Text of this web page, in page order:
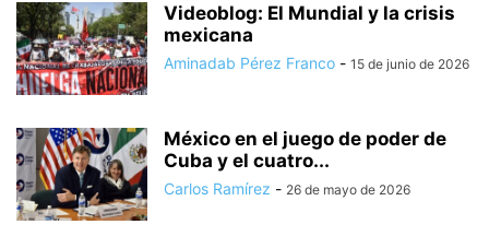
Videoblog: El Mundial y la crisis
mexicana
Aminadab Pérez Franco - 15 de junio de 2026
México en el juego de poder de
Cuba y el cuatro...
Carlos Ramírez - 26 de mayo de 2026